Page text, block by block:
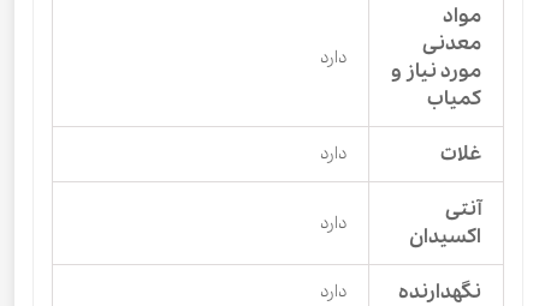
مواد
معدنی
مورد نیاز و
کمیاب
دارد
غلات دارد
آنتی
اکسیدان
دارد
نگهدارنده دارد